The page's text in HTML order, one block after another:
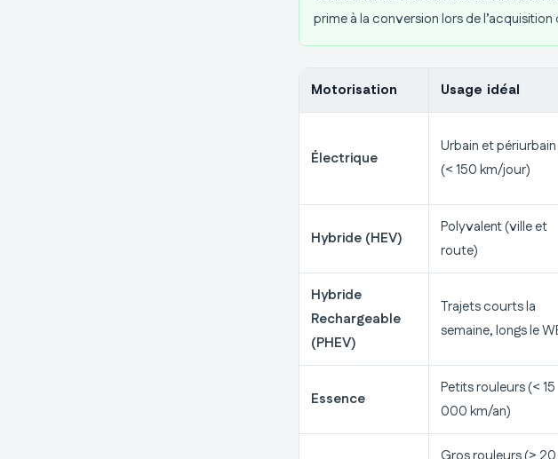
prime à la conversion lors de
Motorisation Usage idéal
Électrique
Urbain et périurbain
(< 150 km/jour)
Hybride (HEV)
Polyvalent (ville et
route)
Hybride
Rechargeable
(PHEV)
Trajets courts la
semaine, longs le
Essence
Petits rouleurs (< 15
000 km/an)